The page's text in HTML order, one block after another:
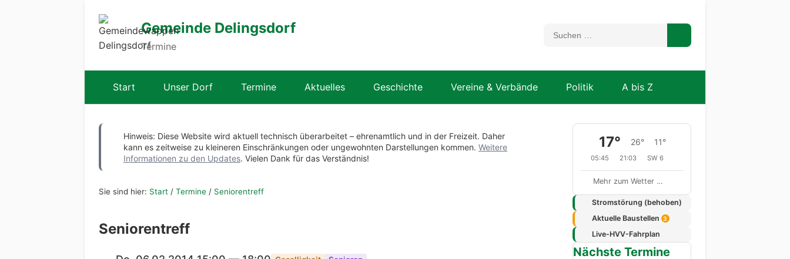
Gemeinde Delingsdorf
Termine
Start Unser Dorf Termine Aktuelles Geschichte Vereine & Verbände Politik A bis Z
Hinweis: Diese Website wird aktuell technisch überarbeitet – ehrenamtlich und in der Freizeit. Daher
kann es zeitweise zu kleineren Einschränkungen oder ungewohnten Darstellungen kommen. Weitere
Informationen zu den Updates. Vielen Dank für das Verständnis!
Sie sind hier: Start / Termine / Seniorentreff
Seniorentreff
17° 26° 11°
05:45 21:03 SW 6
Mehr zum Wetter …
Stromstörung (behoben)
Aktuelle Baustellen
3
Live-HVV-Fahrplan
Nächste Termine